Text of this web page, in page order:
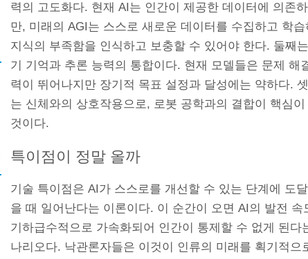
력의 고도화다. 현재 AI는 인간이 제공한 데이터에 의존
만, 미래의 AGI는 스스로 새로운 데이터를 수집하고 학습
지식의 부족함을 인식하고 보충할 수 있어야 한다. 둘째
기 기억과 추론 능력의 통합이다. 현재 모델들은 문제 해
력이 뛰어나지만 장기적 목표 설정과 달성에는 약하다.
는 신체와의 상호작용으로, 로봇 공학과의 결합이 핵심이
것이다.
특이점이 정말 올까
기술 특이점은 AI가 스스로를 개선할 수 있는 단계에 도
을 때 일어난다는 이론이다. 이 순간이 오면 AI의 발전 속
기하급수적으로 가속화되어 인간이 통제할 수 없게 된다
나리오다. 낙관론자들은 이것이 인류의 미래를 획기적으